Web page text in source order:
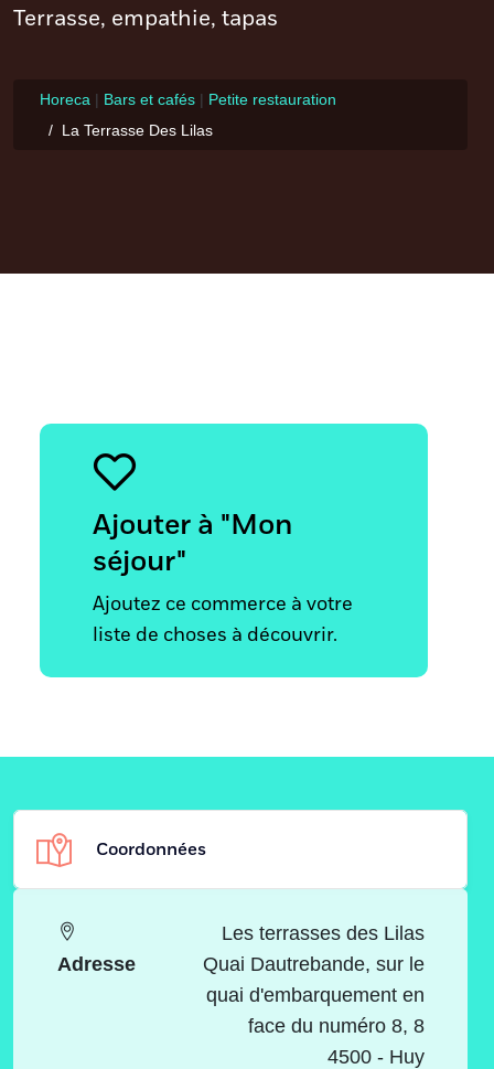
Terrasse, empathie, tapas
Horeca | Bars et cafés | Petite restauration
La Terrasse Des Lilas
Ajouter à "Mon
séjour"
Ajoutez ce commerce à votre
liste de choses à découvrir.
Coordonnées
Adresse
Les terrasses des Lilas
Quai Dautrebande, sur le
quai d'embarquement en
face du numéro 8, 8
4500 - Huy